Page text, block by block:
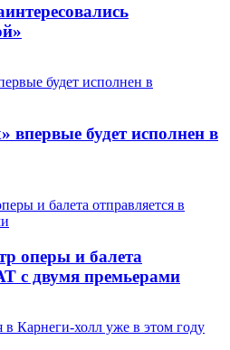
впервые будет исполнен в
оперы и балета
с двумя премьерами